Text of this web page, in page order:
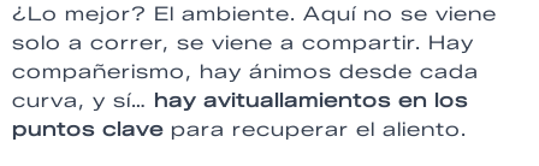
¿Lo mejor? El ambiente. Aquí no se viene
solo a correr, se viene a compartir. Hay
compañerismo, hay ánimos desde cada
curva, y sí… hay avituallamientos en los
puntos clave para recuperar el aliento.